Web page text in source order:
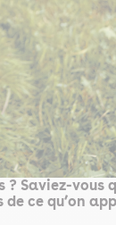
Saviez-vous
ce qu’on